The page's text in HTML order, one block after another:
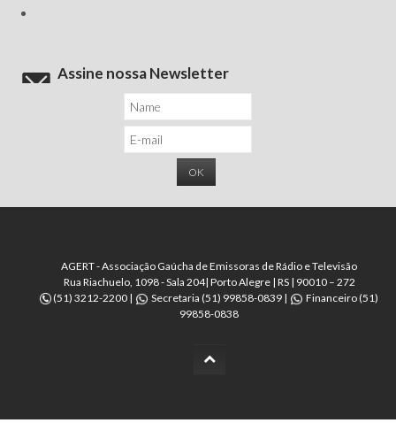
Assine nossa Newsletter
AGERT - Associação Gaúcha de Emissoras de Rádio e Televisão
Rua Riachuelo, 1098 - Sala 204| Porto Alegre | RS | 90010 – 272
(51) 3212-2200 |
Secretaria (51) 99858-0839 |
Financeiro (51)
99858-0838